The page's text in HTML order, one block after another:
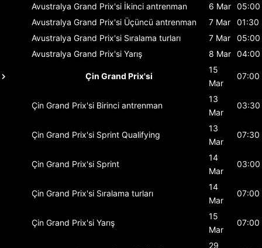
Avustralya Grand Prix'si İkinci antrenman 6 Mar 05:00
Avustralya Grand Prix'si Üçüncü antrenman 7 Mar
01:30
Avustralya Grand Prix'si Sıralama turları 7 Mar
05:00
Avustralya Grand Prix'si Yarış 8 Mar 04:00
Çin Grand Prix'si
15
Mar
07:00
Çin Grand Prix'si Birinci antrenman
13
Mar
03:30
Çin Grand Prix'si Sprint Qualifying
13
Mar
07:30
Çin Grand Prix'si Sprint
14
Mar
03:00
Çin Grand Prix'si Sıralama turları
14
Mar
07:00
Çin Grand Prix'si Yarış
15
Mar
07:00
29